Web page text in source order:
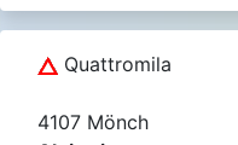
Quattromila
4107 Mönch